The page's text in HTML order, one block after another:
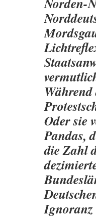
Während
Oder sie
Pandas,
die Zahl
Ignoranz